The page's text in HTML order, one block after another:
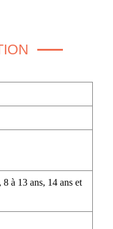
8 à 13 ans, 14 ans et